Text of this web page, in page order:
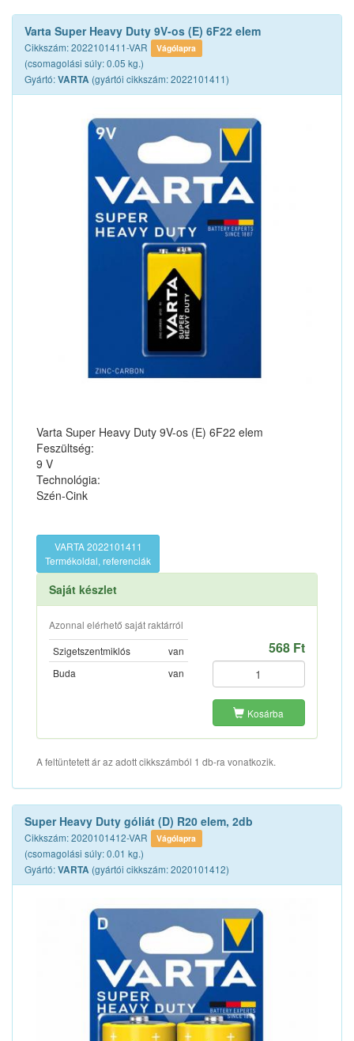
Varta Super Heavy Duty 9V-os (E) 6F22 elem
Cikkszám: 2022101411-VAR Vágólapra
(csomagolási súly: 0.05 kg.)
Gyártó:VARTA (gyártói cikkszám: 2022101411)
Varta Super Heavy Duty 9V-os (E) 6F22 elem
Feszültség:
9 V
Technológia:
Szén-Cink
VARTA 2022101411
Termékoldal, referenciák
Saját készlet
Azonnal elérhető saját raktárról
Szigetszentmiklós
van
Buda
van
568 Ft
Kosárba
A feltüntetett ár az adott cikkszámból 1 db-ra vonatkozik.
Super Heavy Duty góliát (D) R20 elem, 2db
Cikkszám: 2020101412-VAR Vágólapra
(csomagolási súly: 0.01 kg.)
Gyártó:VARTA (gyártói cikkszám: 2020101412)